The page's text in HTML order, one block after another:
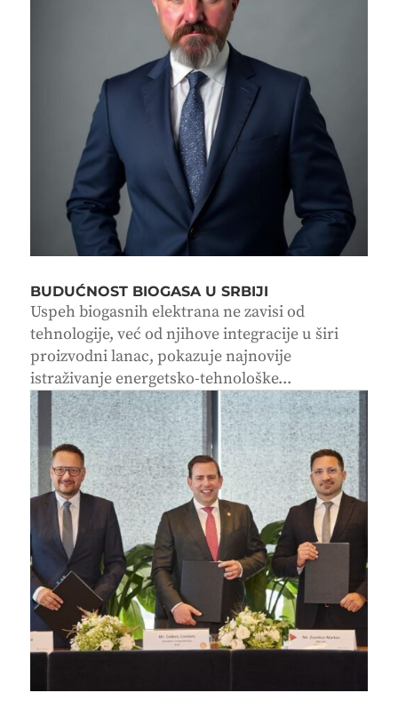
BUDUĆNOST BIOGASA U SRBIJI
Uspeh biogasnih elektrana ne zavisi od
tehnologije, već od njihove integracije u širi
proizvodni lanac, pokazuje najnovije
istraživanje energetsko-tehnološke...